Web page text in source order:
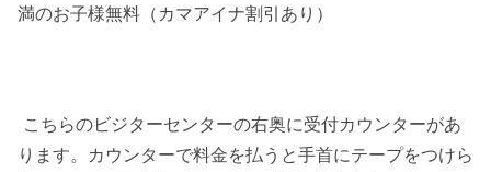
満のお子様無料（カマアイナ割引あり）
こちらのビジターセンターの右奥に受付カウンターがあ
ります。カウンターで料金を払うと手首にテープをつけら